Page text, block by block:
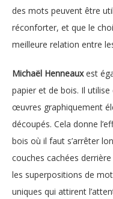
des mots peuvent être
réconforter, et que le
meilleure relation entre
Michaël Henneauxest
papier et de bois. Il
œuvres graphiquement
découpés. Cela donne
bois où il faut s’arrêter
couches cachées
les superpositions de
uniques qui attirent